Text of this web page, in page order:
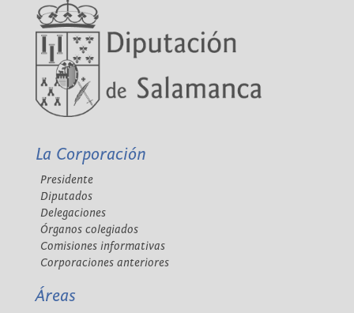
La Corporación
Presidente
Diputados
Delegaciones
Órganos colegiados
Comisiones informativas
Corporaciones anteriores
Áreas